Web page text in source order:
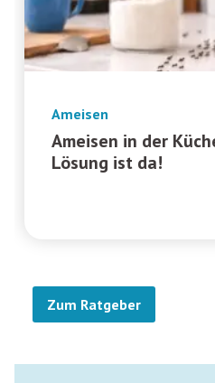
Ameisen
Ameisen in der
Lösung ist da!
Zum Ratgeber